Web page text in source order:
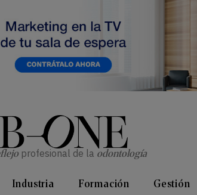
profesional de la odontología
Industria Formación Gestión